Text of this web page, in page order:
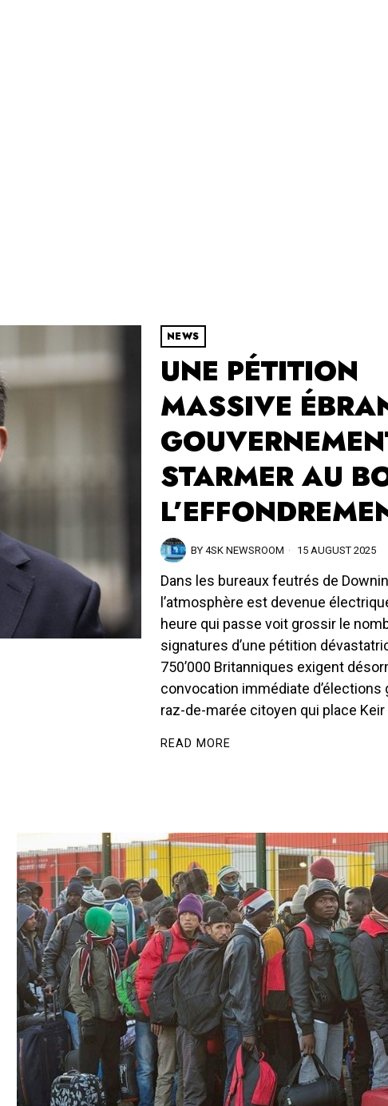
NEWS
UNE PÉTITION
MASSIVE
STARMER AU
BY 4SK NEWSROOM 15 AUGUST 2025
Dans les bureaux feutrés de
l’atmosphère est devenue
heure qui passe voit grossir le
signatures d’une pétition
750’000 Britanniques exigent
convocation immédiate d’élections
raz-de-marée citoyen qui place
READ MORE